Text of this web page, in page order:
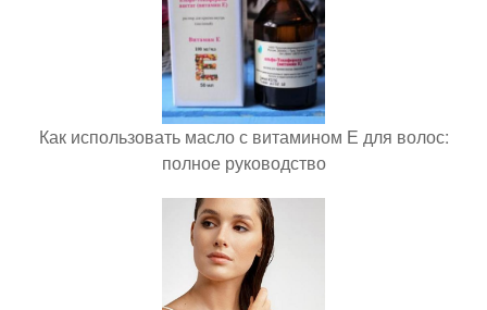
Как использовать масло с витамином Е для волос:
полное руководство